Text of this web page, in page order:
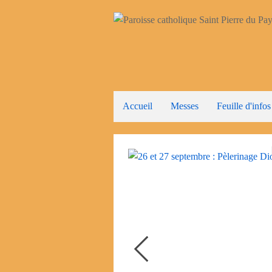
Accueil Messes Feuille